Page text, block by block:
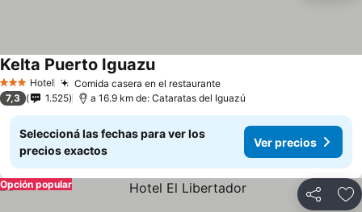
3 Estrellas
Hotel Comida casera en el restaurante
Kelta Puerto Iguazu
7,3 1.525 a 16.9 km de: Cataratas del Iguazú
Seleccioná las fechas para ver los
precios exactos
Ver precios
Compartir
Opción popular